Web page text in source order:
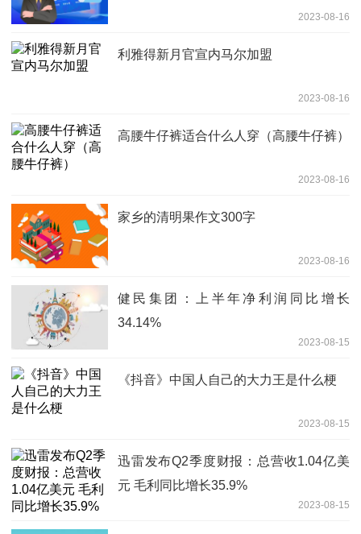
2023-08-16
利雅得新月官宣内马尔加盟
2023-08-16
高腰牛仔裤适合什么人穿（高腰牛仔裤）
2023-08-16
家乡的清明果作文300字
2023-08-16
健民集团：上半年净利润同比增长
34.14%
2023-08-15
《抖音》中国人自己的大力王是什么梗
2023-08-15
迅雷发布Q2季度财报：总营收1.04亿美
元 毛利同比增长35.9%
2023-08-15